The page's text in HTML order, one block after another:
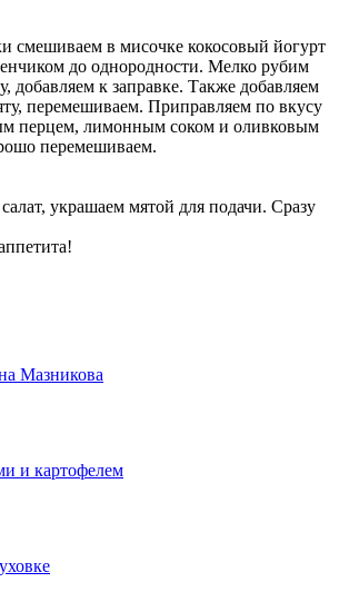
смешиваем в мисочке кокосовый йогурт
до однородности. Мелко рубим
добавляем к заправке. Также добавляем
перемешиваем. Приправляем по вкусу
перцем, лимонным соком и оливковым
перемешиваем.
украшаем мятой для подачи. Сразу
Мазникова
и картофелем